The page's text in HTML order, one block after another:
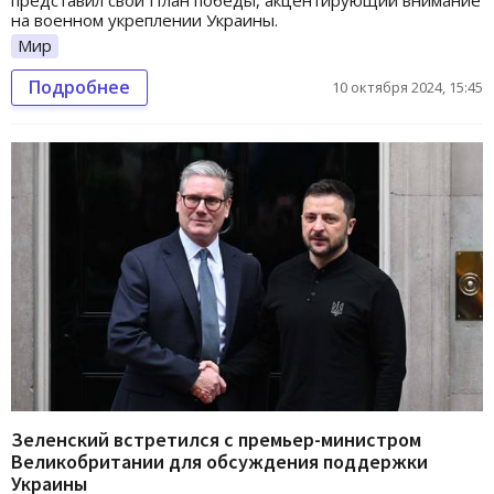
на военном укреплении Украины.
Мир
Подробнее 10 октября 2024, 15:45
Зеленский встретился с премьер-министром
Великобритании для обсуждения поддержки
Украины